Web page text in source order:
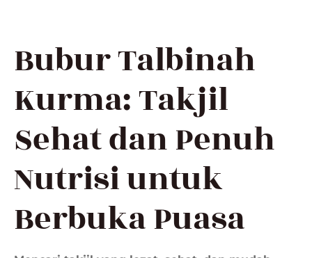
Bubur Talbinah
Kurma: Takjil
Sehat dan Penuh
Nutrisi untuk
Berbuka Puasa